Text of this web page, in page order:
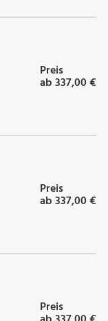
Preis
ab 337,00 €
Preis
ab 337,00 €
Preis